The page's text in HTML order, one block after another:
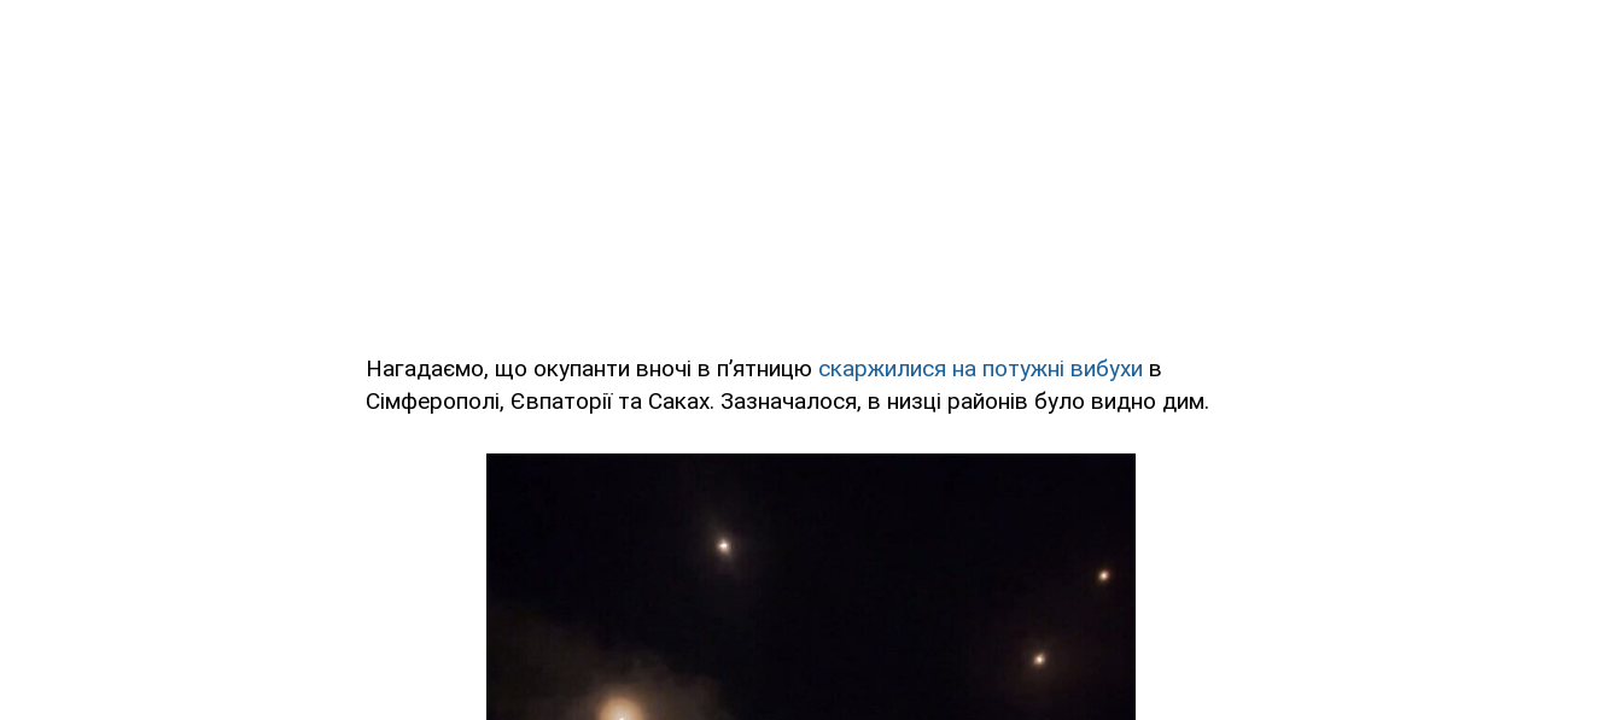
Нагадаємо, що окупанти вночі в п’ятницю скаржилися на потужні вибухи в
Сімферополі, Євпаторії та Саках. Зазначалося, в низці районів було видно дим.